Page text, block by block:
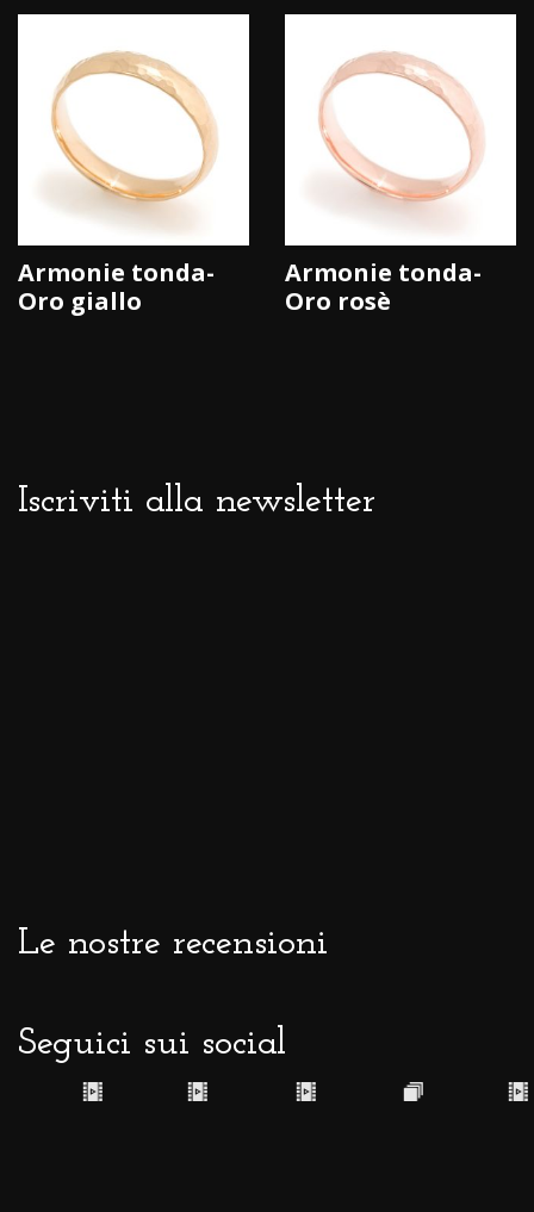
Armonie tonda-
Oro giallo
Armonie tonda-
Oro rosè
Iscriviti alla newsletter
Le nostre recensioni
Seguici sui social